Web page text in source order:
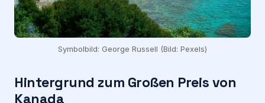
Symbolbild: George Russell (Bild: Pexels)
Hintergrund zum Großen Preis von
Kanada